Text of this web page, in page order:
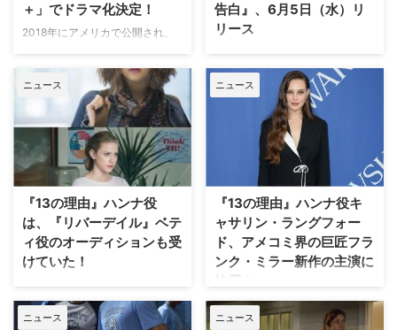
る。米Sc…
＋」でドラマ化決定！
2018年にアメリカで公開され、
LGBTQ青春映画『Love, サイモ
ン 17歳の告白』のドラマ版が、
ディズニーの新配信サービス
「Disney＋」で製作されること
が明らかとなった。米TV Lineが
報じている。 【関連記事】米
ShowtimeがLGBTQドラマ『Lの
告白』、6月5日（水）リ
リース
ベストセラーのYA小説「サイモ
ンvs人類平等化計画」を『きっ
と、星のせいじゃない。』『トワ
イライト』シリーズの製作スタッ
フが映像化した『Love, サイモ
ン 17歳の告白』のフォックス・
スーパープライス・ブルーレイが
6月5日（水）よりリリースとな
★セオリー』ジム・パーソンズ、
田舎町を舞台に…
ニュース
『13の理由』ハンナ役
は、『リバーデイル』ベテ
ィ役のオーディションも受
けていた！
平穏なはずの町リバーデイルであ
る高校生が殺されたことをきっか
けに、高校生たちが事件の真相に
ニュース
『13の理由』ハンナ役キ
ャサリン・ラングフォー
ド、アメコミ界の巨匠フラ
ンク・ミラー新作の主演に
抜擢！
自殺をテーマに、悩める10代の
若者たちを描いた米Netflixの衝撃
ニュース ニュース